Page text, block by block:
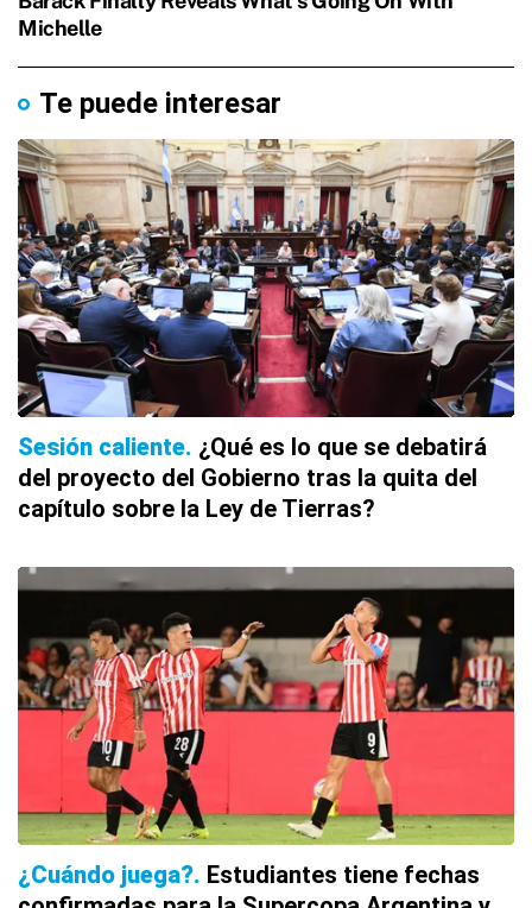
Te puede interesar
Sesión caliente ¿Qué es lo que se debatirá
del proyecto del Gobierno tras la quita del
capítulo sobre la Ley de Tierras?
¿Cuándo juega? Estudiantes tiene fechas